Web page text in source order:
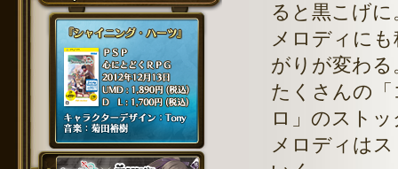
ると黒こげに
メロディに
がりが変わる
たくさんの
ロ」のスト
メロディは